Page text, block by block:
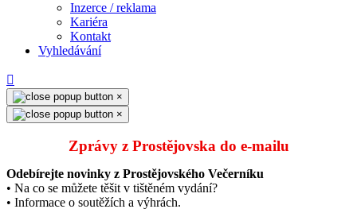
Inzerce / reklama
Kariéra
Kontakt
Vyhledávání
×
×
Zprávy z Prostějovska do e‑mailu
Odebírejte novinky z Prostějovského Večerníku
• Na co se můžete těšit v tištěném vydání?
• Informace o soutěžích a výhrách.